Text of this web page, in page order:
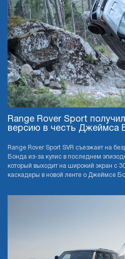
Range Rover Sport
версию в честь Джеймса
Range Rover Sport SVR съезжает на
Бонда из-за кулис в последнем
который выходит на широкий экран с
каскадеры в новой ленте о Джеймсе